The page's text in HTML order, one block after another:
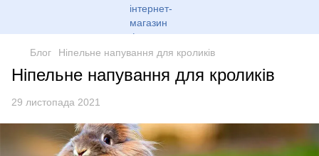
Блог Ніпельне напування для кроликів
Ніпельне напування для кроликів
29 листопада 2021